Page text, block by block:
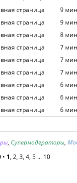
страница
9
страница
9
страница
8
страница
7
страница
7
страница
7
страница
6
страница
6
страница
6
, Супермодераторы,
• 1, 2, 3, 4, 5 ... 10